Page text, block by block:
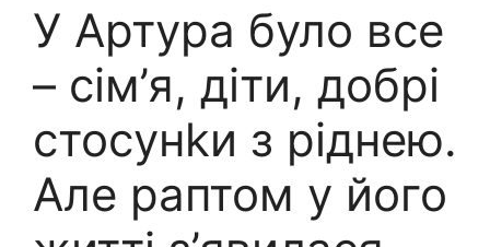
У Артура було все
– сім’я, діти, добрі
стосунkи з ріднею.
Але раптом у його